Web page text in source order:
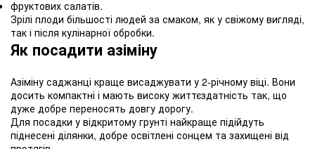
фруктових салатів.
Зрілі плоди більшості людей за смаком, як у свіжому вигляді,
так і після кулінарної обробки.
Як посадити азіміну
Азіміну саджанці краще висаджувати у 2-річному віці. Вони
досить компактні і мають високу життєздатність так, що
дуже добре переносять довгу дорогу.
Для посадки у відкритому грунті найкраще підійдуть
піднесені ділянки, добре освітлені сонцем та захищені від